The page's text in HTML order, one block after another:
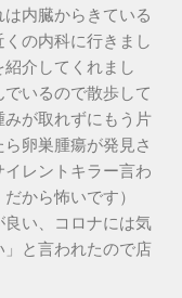
内臓からきている
の内科に行きまし
介してくれまし
いるので散歩して
みが取れずにもう片
卵巣腫瘍が発見さ
レントキラー言わ
から怖いです）
良い、コロナには気
と言われたので店